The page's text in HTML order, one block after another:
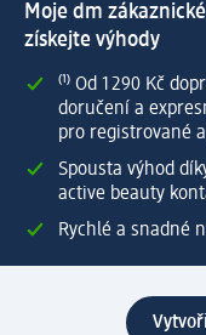
Moje dm
získejte výhody
⁽¹⁾ Od 1 290 Kč
doručení a
pro registrované
Spousta výhod
active beauty
Rychlé a snadné